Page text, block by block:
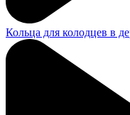
Кольца для колодцев в